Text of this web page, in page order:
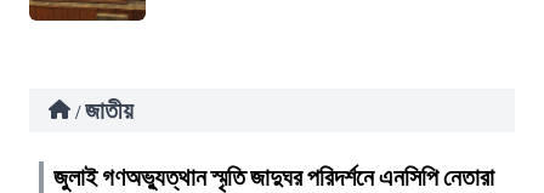
/ জাতীয়
জুলাই গণঅভ্যুত্থান স্মৃতি জাদুঘর পরিদর্শনে এনসিপি নেতারা